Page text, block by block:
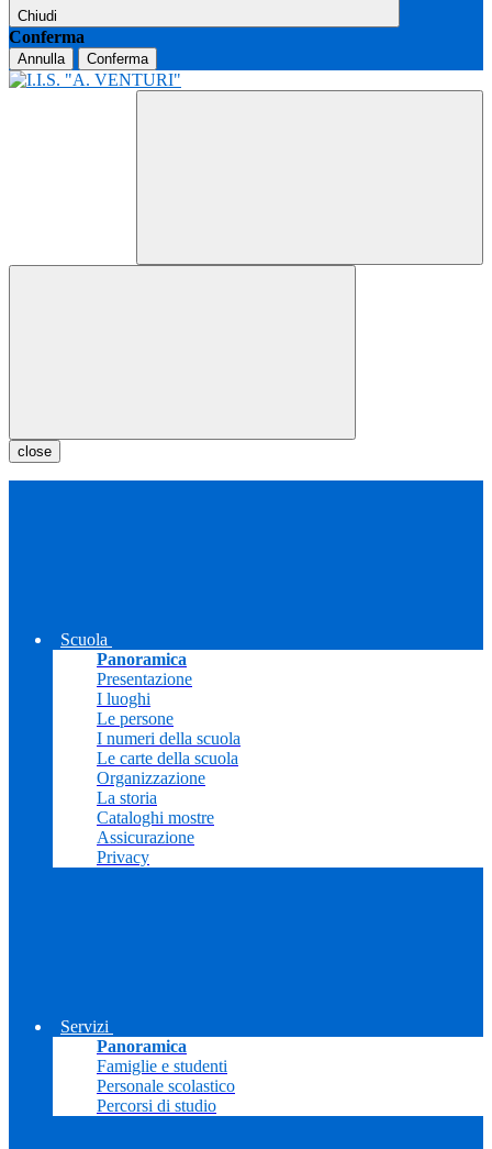
Chiudi
Conferma
Annulla Conferma
close
Scuola
Panoramica
Presentazione
I luoghi
Le persone
I numeri della scuola
Le carte della scuola
Organizzazione
La storia
Cataloghi mostre
Assicurazione
Privacy
Servizi
Panoramica
Famiglie e studenti
Personale scolastico
Percorsi di studio